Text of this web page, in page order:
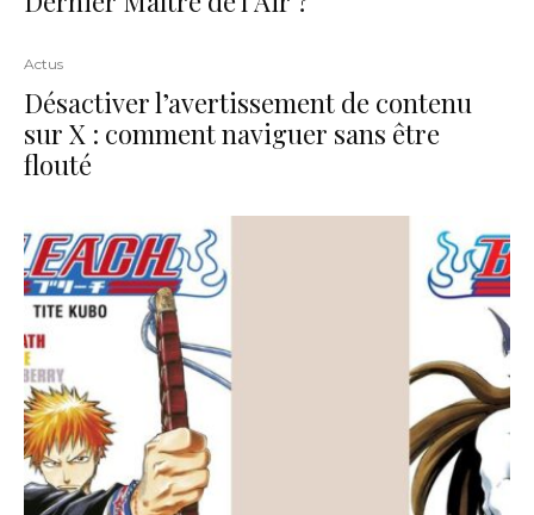
Actus
Désactiver l’avertissement de contenu
sur X : comment naviguer sans être
flouté